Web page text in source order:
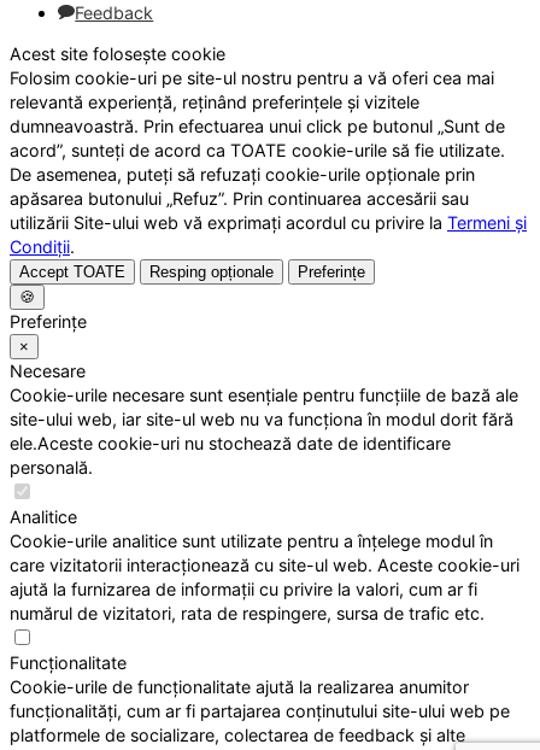
Feedback
Acest site folosește cookie
Folosim cookie-uri pe site-ul nostru pentru a vă oferi cea mai
relevantă experiență, reținând preferințele și vizitele
dumneavoastră. Prin efectuarea unui click pe butonul „Sunt de
acord”, sunteți de acord ca TOATE cookie-urile să fie utilizate.
De asemenea, puteți să refuzați cookie-urile opționale prin
apăsarea butonului „Refuz”. Prin continuarea accesării sau
utilizării Site-ului web vă exprimați acordul cu privire la Termeni și
Condiții.
Accept TOATE Resping opționale
Preferințe
🍪
Preferințe
×
Necesare
Cookie-urile necesare sunt esențiale pentru funcțiile de bază ale
site-ului web, iar site-ul web nu va funcționa în modul dorit fără
ele.Aceste cookie-uri nu stochează date de identificare
personală.
Analitice
Cookie-urile analitice sunt utilizate pentru a înțelege modul în
care vizitatorii interacționează cu site-ul web. Aceste cookie-uri
ajută la furnizarea de informații cu privire la valori, cum ar fi
numărul de vizitatori, rata de respingere, sursa de trafic etc.
Funcționalitate
Cookie-urile de funcționalitate ajută la realizarea anumitor
funcționalități, cum ar fi partajarea conținutului site-ului web pe
platformele de socializare, colectarea de feedback și alte